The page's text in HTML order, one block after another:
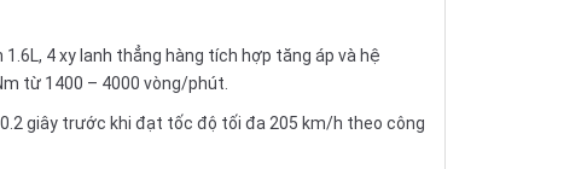
4 xy lanh thẳng hàng tích hợp tăng áp và hệ
từ 1400 – 4000 vòng/phút.
giây trước khi đạt tốc độ tối đa 205 km/h theo công